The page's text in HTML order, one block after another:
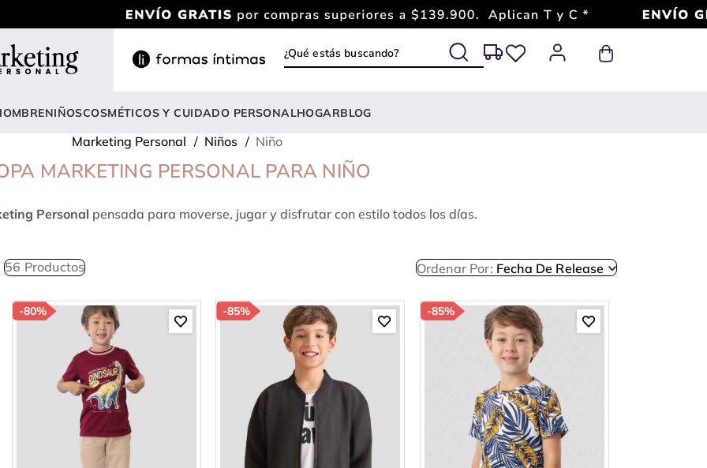
¿Qué estás buscando?
NIÑOSCOSMÉTICOS Y CUIDADO PERSONALHOGARBLOG
Marketing Personal Niños Niño
MARKETING PERSONAL PARA NIÑO
Personal pensada para moverse, jugar y disfrutar con estilo todos los días.
56 Productos Ordenar Por Fecha De Release
-80% -85% -85%
panties
blusa